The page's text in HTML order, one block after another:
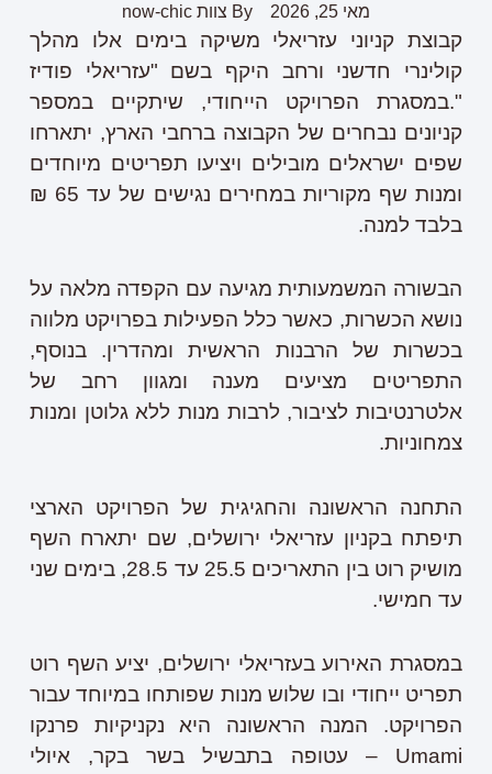
מאי 25, 2026 By צוות now-chic
קבוצת קניוני עזריאלי משיקה בימים אלו מהלך
קולינרי חדשני ורחב היקף בשם "עזריאלי פודיז
".במסגרת הפרויקט הייחודי, שיתקיים במספר
קניונים נבחרים של הקבוצה ברחבי הארץ, יתארחו
שפים ישראלים מובילים ויציעו תפריטים מיוחדים
ומנות שף מקוריות במחירים נגישים של עד 65 ₪
בלבד למנה.
הבשורה המשמעותית מגיעה עם הקפדה מלאה על
נושא הכשרות, כאשר כלל הפעילות בפרויקט מלווה
בכשרות של הרבנות הראשית ומהדרין. בנוסף,
התפריטים מציעים מענה ומגוון רחב של
אלטרנטיבות לציבור, לרבות מנות ללא גלוטן ומנות
צמחוניות.
התחנה הראשונה והחגיגית של הפרויקט הארצי
תיפתח בקניון עזריאלי ירושלים, שם יתארח השף
מושיק רוט בין התאריכים 25.5 עד 28.5, בימים שני
עד חמישי.
במסגרת האירוע בעזריאלי ירושלים, יציע השף רוט
תפריט ייחודי ובו שלוש מנות שפותחו במיוחד עבור
הפרויקט. המנה הראשונה היא נקניקיות פרנקו
Umami – עטופה בתבשיל בשר בקר, איולי